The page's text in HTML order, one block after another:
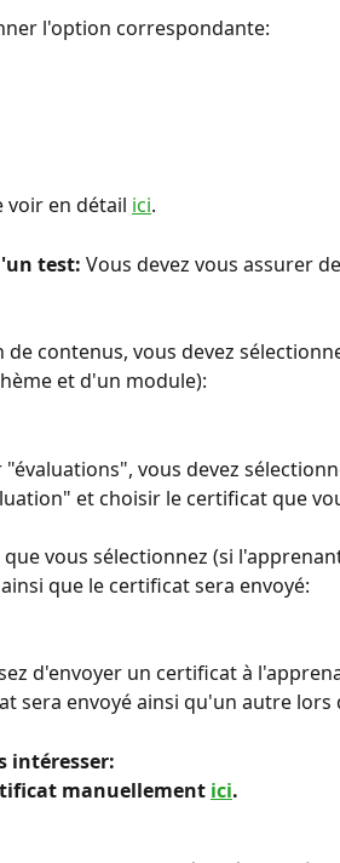
l'option correspondante:
voir en détail ici.
test: Vous devez vous assurer
de contenus, vous devez
et d'un module):
"évaluations", vous devez
et choisir le certificat que
vous sélectionnez (si
que le certificat sera envoyé:
d'envoyer un certificat à
sera envoyé ainsi qu'un autre lors
intéresser:
manuellement ici.